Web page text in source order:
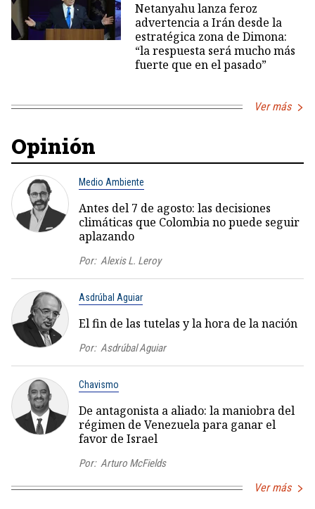
Netanyahu lanza feroz
advertencia a Irán desde la
estratégica zona de Dimona:
“la respuesta será mucho más
fuerte que en el pasado”
Ver más
Opinión
Medio Ambiente
Antes del 7 de agosto: las decisiones
climáticas que Colombia no puede seguir
aplazando
Por: Alexis L. Leroy
Asdrúbal Aguiar
El fin de las tutelas y la hora de la nación
Por: Asdrúbal Aguiar
Chavismo
De antagonista a aliado: la maniobra del
régimen de Venezuela para ganar el
favor de Israel
Por: Arturo McFields
Ver más